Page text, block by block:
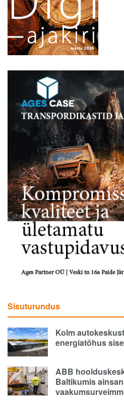
Sisuturundus
Kolm
energiatõhus
ABB
Baltikumis